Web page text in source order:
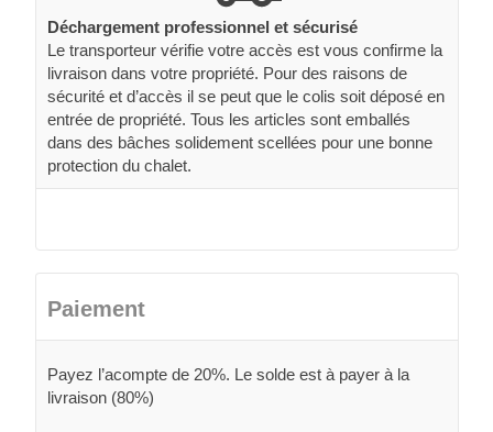
Déchargement professionnel et sécurisé
Le transporteur vérifie votre accès est vous confirme la
livraison dans votre propriété. Pour des raisons de
sécurité et d’accès il se peut que le colis soit déposé en
entrée de propriété. Tous les articles sont emballés
dans des bâches solidement scellées pour une bonne
protection du chalet.
Paiement
Payez l’acompte de 20%. Le solde est à payer à la
livraison (80%)